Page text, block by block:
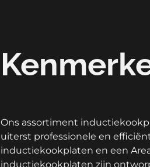
Ons assortiment
uiterst professionele en
inductiekookplaten en een
inductiekookplaten zijn